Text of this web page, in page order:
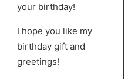
your birthday!
I hope you like my
birthday gift and
greetings!